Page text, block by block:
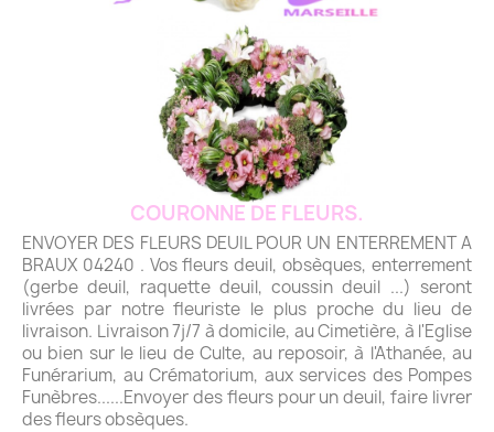
COURONNE DE FLEURS.
ENVOYER DES FLEURS DEUIL POUR UN ENTERREMENT A
BRAUX 04240 . Vos fleurs deuil, obsèques, enterrement
(gerbe deuil, raquette deuil, coussin deuil ...) seront
livrées par notre fleuriste le plus proche du lieu de
livraison. Livraison 7j/7 à domicile, au Cimetière, à l'Eglise
ou bien sur le lieu de Culte, au reposoir, à l'Athanée, au
Funérarium, au Crématorium, aux services des Pompes
Funèbres......Envoyer des fleurs pour un deuil, faire livrer
des fleurs obsèques.